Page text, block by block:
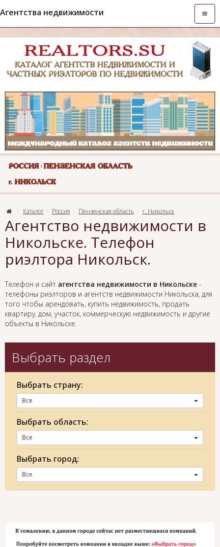
Агентства недвижимости
Каталог Россия Пензенская область г. Никольск
Агентство недвижимости в
Никольске. Телефон
риэлтора Никольск.
Телефон и сайт агентства недвижимости в Никольске -
телефоны риэлторов и агентств недвижимости Никольска, для
того чтобы арендовать, купить недвижимость, продать
квартиру, дом, участок, коммерческую недвижимость и другие
объекты в Никольске.
Выбрать раздел
Выбрать страну:
Все
Выбрать область:
Все
Выбрать город:
Все